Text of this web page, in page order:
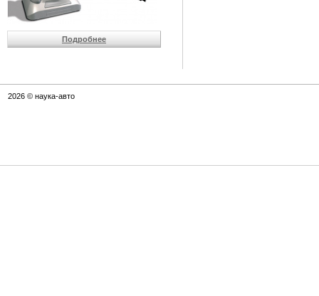
Подробнее
2026 © наука-авто